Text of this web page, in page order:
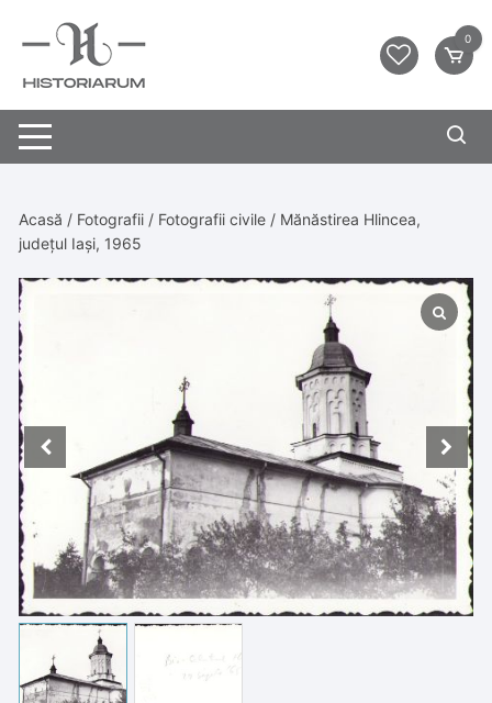
0
Acasă / Fotografii / Fotografii civile / Mănăstirea Hlincea,
județul Iași, 1965